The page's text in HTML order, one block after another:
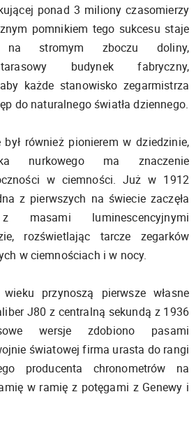
ponad 3 miliony czasomierzy
pomnikiem tego sukcesu staje
na stromym zboczu doliny,
budynek fabryczny,
każde stanowisko zegarmistrza
do naturalnego światła dziennego.
również pionierem w dziedzinie,
nurkowego ma znaczenie
w ciemności. Już w 1912
z pierwszych na świecie zaczęła
z masami luminescencyjnymi
rozświetlając tarcze zegarków
w ciemnościach i w nocy.
przynoszą pierwsze własne
J80 z centralną sekundą z 1936
wersje zdobiono pasami
światowej firma urasta do rangi
producenta chronometrów na
w ramię z potęgami z Genewy i